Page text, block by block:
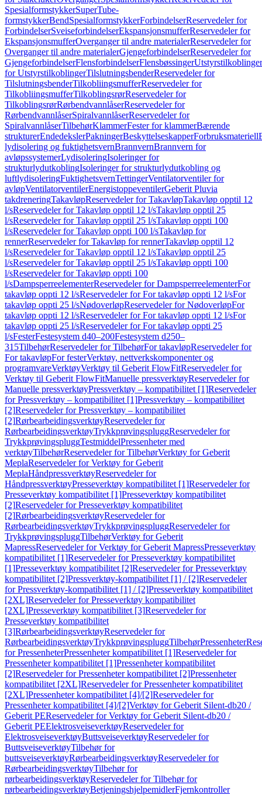
SpesialformstykkerSuperTube-
formstykkerBendSpesialformstykkerForbindelserReservedeler for
ForbindelserSveiseforbindelserEkspansjonsmufferReservedeler for
EkspansjonsmufferOverganger til andre materialerReservedeler for
Overganger til andre materialerGjengeforbindelserReservedeler for
GjengeforbindelserFlensforbindelserFlensbøssingerUtstyrstilkoblinger
for UtstyrstilkoblingerTilslutningsbenderReservedeler for
TilslutningsbenderTilkobliingsmufferReservedeler for
TilkobliingsmufferTilkoblingsrørReservedeler for
TilkoblingsrørRørbendvannlåserReservedeler for
RørbendvannlåserSpiralvannlåserReservedeler for
SpiralvannlåserTilbehørKlammerFester for klammerBærende
strukturerEndedekslerPakningerBeskyttelseskapperForbruksmateriell
lydisolering og fuktighetsvernBrannvernBrannvern for
avløpssystemerLydisoleringIsoleringer for
strukturlydutkoblingIsoleringer for strukturlydutkobling og
luftlydisoleringFuktighetsvernTettingerVentilatorventiler for
avløpVentilatorventilerEnergistoppeventilerGeberit Pluvia
takdreneringTakavløpReservedeler for TakavløpTakavløp opptil 12
l/sReservedeler for Takavløp opptil 12 l/sTakavløp opptil 25
l/sReservedeler for Takavløp opptil 25 l/sTakavløp oppti 100
l/sReservedeler for Takavløp oppti 100 l/sTakavløp for
rennerReservedeler for Takavløp for rennerTakavløp opptil 12
l/sReservedeler for Takavløp opptil 12 l/sTakavløp opptil 25
l/sReservedeler for Takavløp opptil 25 l/sTakavløp oppti 100
l/sReservedeler for Takavløp oppti 100
l/sDampsperreelementerReservedeler for DampsperreelementerFor
takavløp oppti 12 l/sReservedeler for For takavløp oppti 12 l/sFor
takavløp oppti 25 l/sNødoverløpReservedeler for NødoverløpFor
takavløp oppti 12 l/sReservedeler for For takavløp oppti 12 l/sFor
takavløp oppti 25 l/sReservedeler for For takavløp oppti 25
l/sFesterFestesystem d40–200Festesystem d250–
315TilbehørReservedeler for TilbehørFor takavløpReservedeler for
For takavløpFor festerVerktøy, nettverkskomponenter og
programvareVerktøyVerktøy til Geberit FlowFitReservedeler for
Verktøy til Geberit FlowFitManuelle pressverktøyReservedeler for
Manuelle pressverktøyPressverktøy – kompatibilitet [1]Reservedeler
for Pressverktøy – kompatibilitet [1]Pressverktøy – kompatibilitet
[2]Reservedeler for Pressverktøy – kompatibilitet
[2]RørbearbeidingsverktøyReservedeler for
RørbearbeidingsverktøyTrykkprøvingspluggReservedeler for
TrykkprøvingspluggTestmiddelPressenheter med
verktøyTilbehørReservedeler for TilbehørVerktøy for Geberit
MeplaReservedeler for Verktøy for Geberit
MeplaHåndpressverktøyReservedeler for
HåndpressverktøyPresseverktøy kompatibilitet [1]Reservedeler for
Presseverktøy kompatibilitet [1]Presseverktøy kompatibilitet
[2]Reservedeler for Presseverktøy kompatibilitet
[2]RørbearbeidingsverktøyReservedeler for
RørbearbeidingsverktøyTrykkprøvingspluggReservedeler for
TrykkprøvingspluggTilbehørVerktøy for Geberit
MapressReservedeler for Verktøy for Geberit MapressPresseverktøy
kompatibilitet [1]Reservedeler for Presseverktøy kompatibilitet
[1]Presseverktøy kompatibilitet [2]Reservedeler for Presseverktøy
kompatibilitet [2]Pressverktøy-kompatibilitet [1] / [2]Reservedeler
for Pressverktøy-kompatibilitet [1] / [2]Presseverktøy kompatibilitet
[2XL]Reservedeler for Presseverktøy kompatibilitet
[2XL]Presseverktøy kompatibilitet [3]Reservedeler for
Presseverktøy kompatibilitet
[3]RørbearbeidingsverktøyReservedeler for
RørbearbeidingsverktøyTrykkprøvingspluggTilbehørPressenheter
for PressenheterPressenheter kompatibilitet [1]Reservedeler for
Pressenheter kompatibilitet [1]Pressenheter kompatibilitet
[2]Reservedeler for Pressenheter kompatibilitet [2]Pressenheter
kompatibilitet [2XL]Reservedeler for Pressenheter kompatibilitet
[2XL]Pressenheter kompatibilitet [4]/[2]Reservedeler for
Pressenheter kompatibilitet [4]/[2]Verktøy for Geberit Silent-db20 /
Geberit PEReservedeler for Verktøy for Geberit Silent-db20 /
Geberit PEElektrosveiseverktøyReservedeler for
ElektrosveiseverktøyButtsveiseverktøyReservedeler for
ButtsveiseverktøyTilbehør for
buttsveiseverktøyRørbearbeidingsverktøyReservedeler for
RørbearbeidingsverktøyTilbehør for
rørbearbeidingsverktøyReservedeler for Tilbehør for
rørbearbeidingsverktøyBetjeningshjelpemidlerFjernkontroller